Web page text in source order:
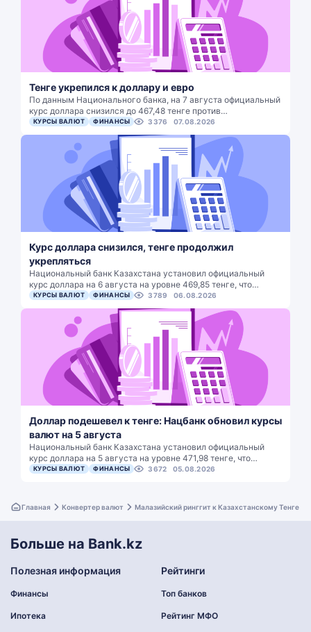
Тенге укрепился к доллару и евро
По данным Национального банка, на 7 августа официальный
курс доллара снизился до 467,48 тенге против…
КУРСЫ ВАЛЮТ ФИНАНСЫ 3376 07.08.2026
Курс доллара снизился, тенге продолжил
укрепляться
Национальный банк Казахстана установил официальный
курс доллара на 6 августа на уровне 469,85 тенге, что…
КУРСЫ ВАЛЮТ ФИНАНСЫ 3789 06.08.2026
Доллар подешевел к тенге: Нацбанк обновил курсы
валют на 5 августа
Национальный банк Казахстана установил официальный
курс доллара на 5 августа на уровне 471,98 тенге, что…
КУРСЫ ВАЛЮТ ФИНАНСЫ 3672 05.08.2026
Главная Конвертер валют Малазийский ринггит к Казахстанскому Тенге
Больше на Bank.kz
Полезная информация
Финансы
Ипотека
Рейтинги
Топ банков
Рейтинг МФО